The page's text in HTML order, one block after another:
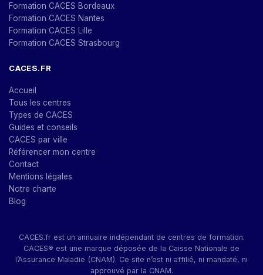
Formation CACES Bordeaux
Formation CACES Nantes
Formation CACES Lille
Formation CACES Strasbourg
CACES.FR
Accueil
Tous les centres
Types de CACES
Guides et conseils
CACES par ville
Référencer mon centre
Contact
Mentions légales
Notre charte
Blog
CACES.fr est un annuaire indépendant de centres de formation.
CACES® est une marque déposée de la Caisse Nationale de
l’Assurance Maladie (CNAM). Ce site n’est ni affilié, ni mandaté, ni
approuvé par la CNAM.